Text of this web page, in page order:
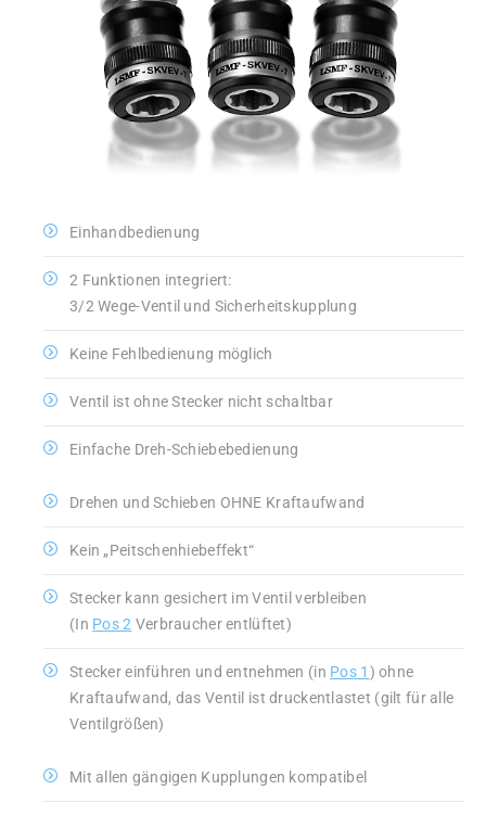
Einhandbedienung
2 Funktionen integriert:
3/2 Wege-Ventil und Sicherheitskupplung
Keine Fehlbedienung möglich
Ventil ist ohne Stecker nicht schaltbar
Einfache Dreh-Schiebebedienung
Drehen und Schieben OHNE Kraftaufwand
Kein „Peitschenhiebeffekt“
Stecker kann gesichert im Ventil verbleiben
(In Pos 2 Verbraucher entlüftet)
Stecker einführen und entnehmen (in Pos 1 ) ohne
Kraftaufwand, das Ventil ist druckentlastet (gilt für alle
Ventilgrößen)
Mit allen gängigen Kupplungen kompatibel